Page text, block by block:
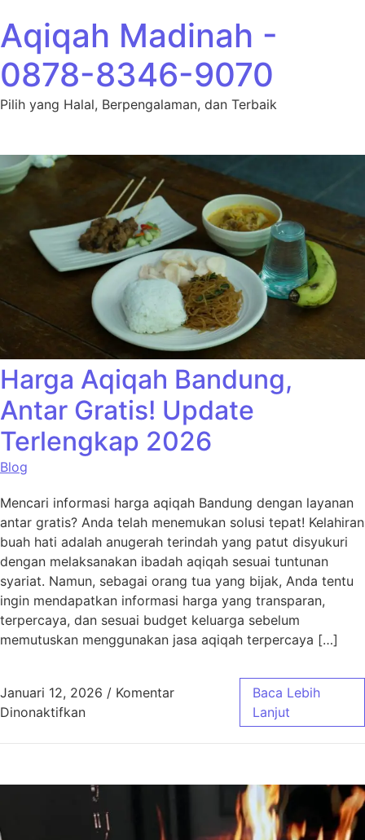
Aqiqah Madinah -
0878-8346-9070
Pilih yang Halal, Berpengalaman, dan Terbaik
Harga Aqiqah Bandung,
Antar Gratis! Update
Terlengkap 2026
Blog
Mencari informasi harga aqiqah Bandung dengan layanan
antar gratis? Anda telah menemukan solusi tepat! Kelahiran
buah hati adalah anugerah terindah yang patut disyukuri
dengan melaksanakan ibadah aqiqah sesuai tuntunan
syariat. Namun, sebagai orang tua yang bijak, Anda tentu
ingin mendapatkan informasi harga yang transparan,
terpercaya, dan sesuai budget keluarga sebelum
memutuskan menggunakan jasa aqiqah terpercaya […]
Januari 12, 2026 / Komentar
Dinonaktifkanpada Harga Aqiqah Bandung, Antar Gratis!
Baca Lebih
Lanjut